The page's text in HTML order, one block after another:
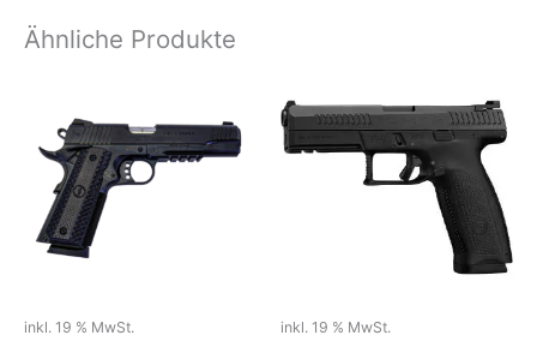
Ähnliche Produkte
inkl. 19 % MwSt. inkl. 19 % MwSt.